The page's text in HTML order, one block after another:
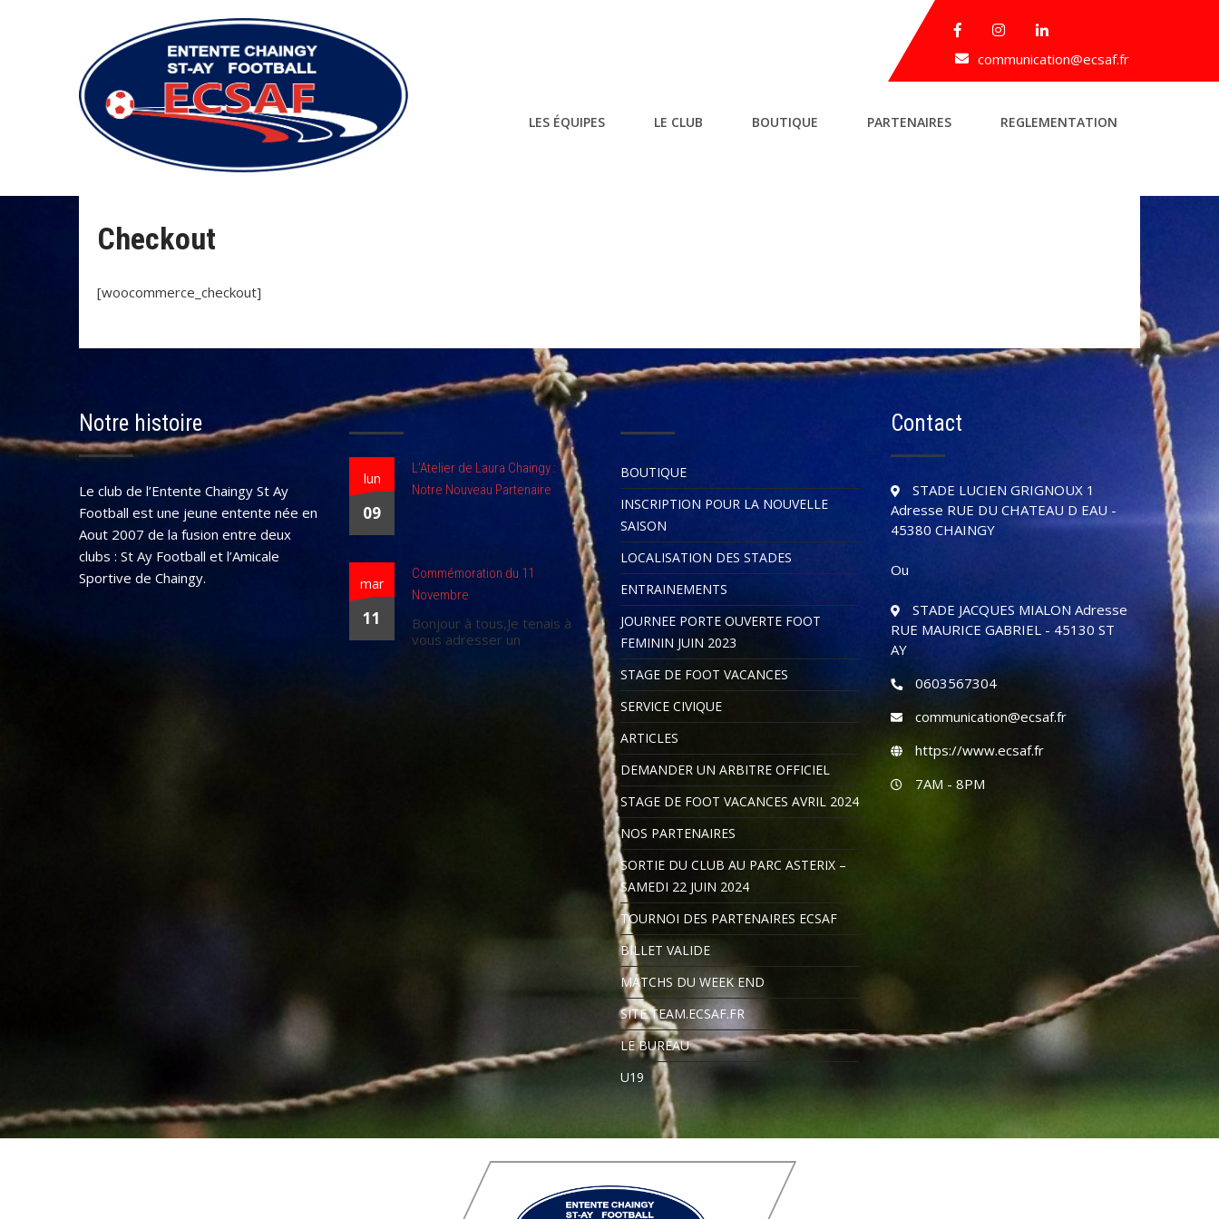
communication@ecsaf.fr
LES ÉQUIPES LE CLUB BOUTIQUE PARTENAIRES REGLEMENTATION
Checkout
[woocommerce_checkout]
Notre histoire
Le club de l’Entente Chaingy St Ay
Football est une jeune entente née en
Aout 2007 de la fusion entre deux
clubs : St Ay Football et l’Amicale
Sportive de Chaingy.
lun
09
L’Atelier de Laura Chaingy :
Notre Nouveau Partenaire
mar
11
Commémoration du 11
Novembre
Bonjour à tous,Je tenais à
vous adresser un
BOUTIQUE
INSCRIPTION POUR LA NOUVELLE
SAISON
LOCALISATION DES STADES
ENTRAINEMENTS
JOURNEE PORTE OUVERTE FOOT
FEMININ JUIN 2023
STAGE DE FOOT VACANCES
SERVICE CIVIQUE
ARTICLES
DEMANDER UN ARBITRE OFFICIEL
STAGE DE FOOT VACANCES AVRIL 2024
NOS PARTENAIRES
SORTIE DU CLUB AU PARC ASTERIX –
SAMEDI 22 JUIN 2024
TOURNOI DES PARTENAIRES ECSAF
BILLET VALIDE
MATCHS DU WEEK END
SITE TEAM.ECSAF.FR
LE BUREAU
U19
Contact
STADE LUCIEN GRIGNOUX 1
Adresse RUE DU CHATEAU D EAU -
45380 CHAINGY
Ou
STADE JACQUES MIALON Adresse
RUE MAURICE GABRIEL - 45130 ST
AY
0603567304
communication@ecsaf.fr
https://www.ecsaf.fr
7AM - 8PM